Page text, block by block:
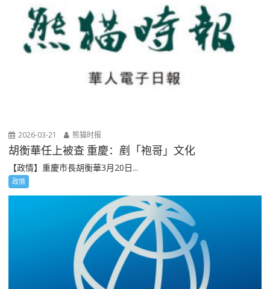
2026-03-21 熊猫时报
胡衡華任上被查 重慶：剷「袍哥」文化
【政情】重慶市長胡衡華3月20日...
政情